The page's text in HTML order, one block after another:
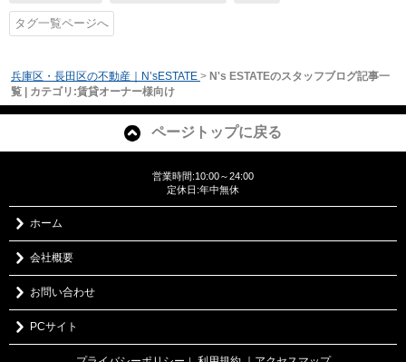
タグ一覧ページへ
兵庫区・長田区の不動産｜N’sESTATE > N's ESTATEのスタッフブログ記事一
覧 | カテゴリ:賃貸オーナー様向け
ページトップに戻る
営業時間:10:00～24:00
定休日:年中無休
ホーム
会社概要
お問い合わせ
PCサイト